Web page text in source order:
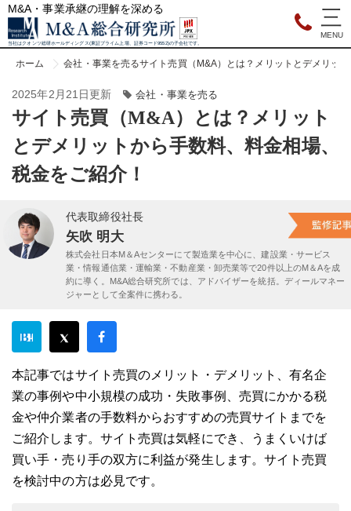
M&A・事業承継の理解を深める
当社はクオンツ総研ホールディングス(東証プライム上場、証券コード9552)の子会社です。
ホーム 会社・事業を売るサイト売買（M&A）とは？メリットとデメリッ
2025年2月21日更新 会社・事業を売る
サイト売買（M&A）とは？メリット
とデメリットから手数料、料金相場、
税金をご紹介！
代表取締役社長
矢吹 明大
株式会社日本M＆Aセンターにて製造業を中心に、建設業・サービス
業・情報通信業・運輸業・不動産業・卸売業等で20件以上のM＆Aを成
約に導く。M&A総合研究所では、アドバイザーを統括。ディールマネー
ジャーとして全案件に携わる。
本記事ではサイト売買のメリット・デメリット、有名企
業の事例や中小規模の成功・失敗事例、売買にかかる税
金や仲介業者の手数料からおすすめの売買サイトまでを
ご紹介します。サイト売買は気軽にでき、うまくいけば
買い手・売り手の双方に利益が発生します。サイト売買
を検討中の方は必見です。